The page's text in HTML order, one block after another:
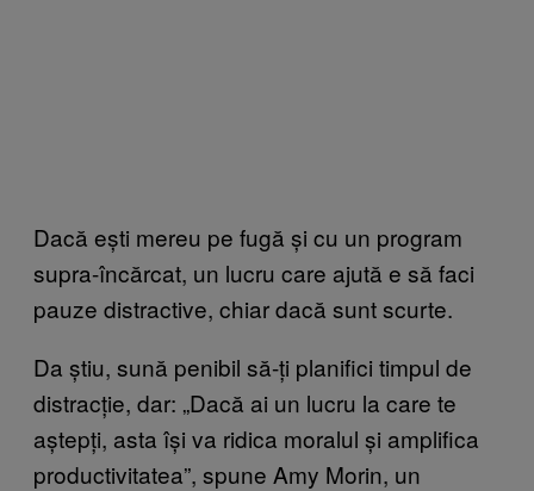
Dacă ești mereu pe fugă și cu un program
supra-încărcat, un lucru care ajută e să faci
pauze distractive, chiar dacă sunt scurte.
Da știu, sună penibil să-ți planifici timpul de
distracție, dar: „Dacă ai un lucru la care te
aștepți, asta își va ridica moralul și amplifica
productivitatea”, spune Amy Morin, un